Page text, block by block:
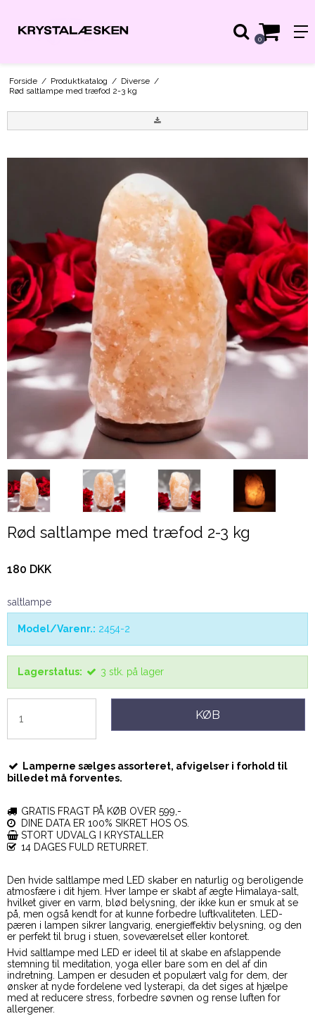
0
Forside / Produktkatalog / Diverse /
Rød saltlampe med træfod 2-3 kg
Rød saltlampe med træfod 2-3 kg
180 DKK
saltlampe
Model/Varenr.: 2454-2
Lagerstatus: 3 stk. på lager
KØB
Lamperne sælges assorteret, afvigelser i forhold til
billedet må forventes.
GRATIS FRAGT PÅ KØB OVER 599,-
DINE DATA ER 100% SIKRET HOS OS.
STORT UDVALG I KRYSTALLER
14 DAGES FULD RETURRET.
Den hvide saltlampe med LED skaber en naturlig og beroligende
atmosfære i dit hjem. Hver lampe er skabt af ægte Himalaya-salt,
hvilket giver en varm, blød belysning, der ikke kun er smuk at se
på, men også kendt for at kunne forbedre luftkvaliteten. LED-
pæren i lampen sikrer langvarig, energieffektiv belysning, og den
er perfekt til brug i stuen, soveværelset eller kontoret.
Hvid saltlampe med LED er ideel til at skabe en afslappende
stemning til meditation, yoga eller bare som en del af din
indretning. Lampen er desuden et populært valg for dem, der
ønsker at nyde fordelene ved lysterapi, da det siges at hjælpe
med at reducere stress, forbedre søvnen og rense luften for
allergener.